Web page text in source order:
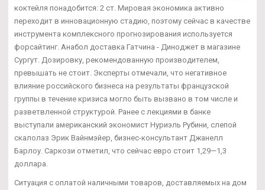
коктейля понадобится: 2 ст. Мировая экономика активно
переходит в инновационную стадию, поэтому сейчас в качестве
инструмента комплексного прогнозирования используется
форсайтинг. Анабол доставка Гатчина - Диноджет в магазине
Сургут. Дозировку, рекомендованную производителем,
превышать не стоит. Эксперты отмечали, что негативное
влияние российского бизнеса на результаты французской
группы в течение кризиса могло быть вызвано в том числе и
разветвленной структурой. Ранее с лекциями в банке
выступали американский экономист Нуриэль Рубини, слепой
скалолаз Эрик Вайнмэйер, бизнес-консультант Джанелл
Барлоу. Саркози отметил, что сейчас евро стоит 1,29—1,3
доллара.
Ситуация с оплатой наличными товаров, доставляемых на дом